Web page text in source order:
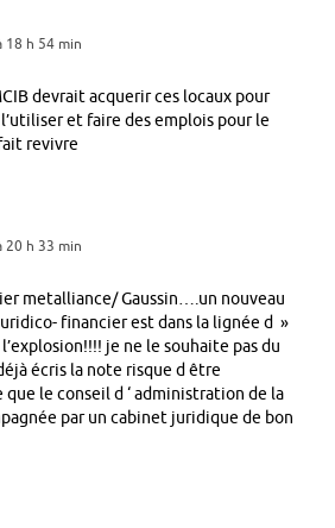
18 h 54 min
devrait acquerir ces locaux pour
et faire des emplois pour le
revivre
20 h 33 min
metalliance/ Gaussin….un nouveau
financier est dans la lignée d »
je ne le souhaite pas du
écris la note risque d être
le conseil d ‘ administration de la
par un cabinet juridique de bon